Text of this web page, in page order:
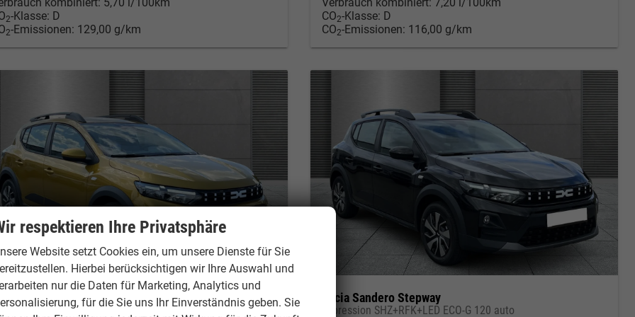
2-Klasse: D
2-Emissionen: 129,00 g/km
CO2-Klasse: D
CO2-Emissionen: 116,00 g/km
Sandero Stepway
SHZ+RFK+LED ECO-G 120 auto
Dacia Sandero Stepway
Expression SHZ+RFK+LED ECO-G 120 auto
respektieren Ihre Privatsphäre
Website setzt Cookies ein, um unsere Dienste für Sie
Hierbei berücksichtigen wir Ihre Auswahl und
nur die Daten für Marketing, Analytics und
für die Sie uns Ihr Einverständnis geben. Sie